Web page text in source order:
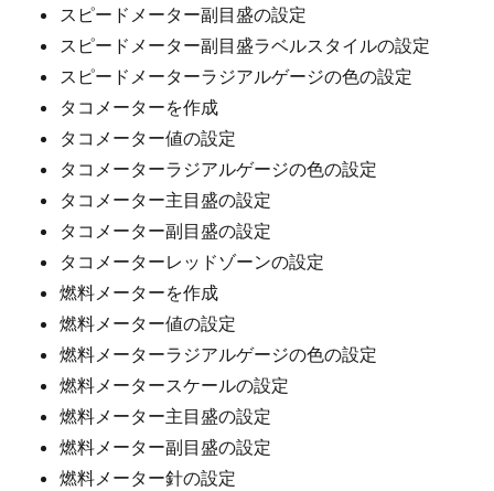
スピードメーター副目盛の設定
スピードメーター副目盛ラベルスタイルの設定
スピードメーターラジアルゲージの色の設定
タコメーターを作成
タコメーター値の設定
タコメーターラジアルゲージの色の設定
タコメーター主目盛の設定
タコメーター副目盛の設定
タコメーターレッドゾーンの設定
燃料メーターを作成
燃料メーター値の設定
燃料メーターラジアルゲージの色の設定
燃料メータースケールの設定
燃料メーター主目盛の設定
燃料メーター副目盛の設定
燃料メーター針の設定